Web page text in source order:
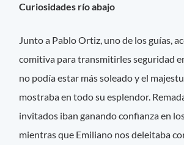
Curiosidades río abajo
Junto a Pablo Ortiz, uno de los guías,
comitiva para transmitirles seguridad
no podía estar más soleado y el
mostraba en todo su esplendor.
invitados iban ganando confianza en
mientras que Emiliano nos deleitaba